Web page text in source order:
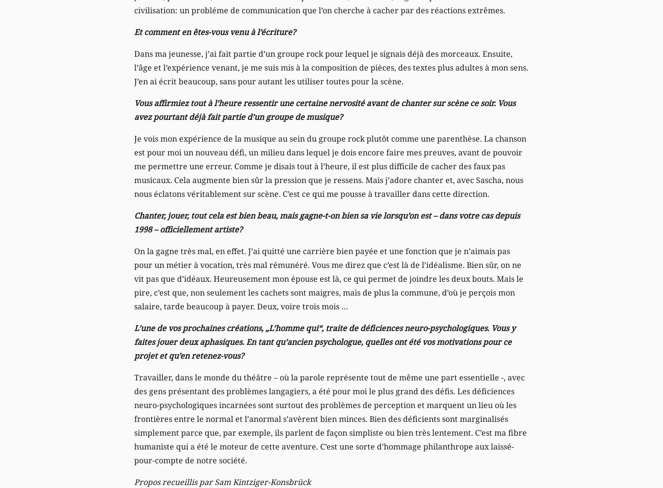
civilisation: un probléme de communication que l’on cherche à cacher par des réactions extrêmes.
Et comment en êtes-vous venu à l’écriture?
Dans ma jeunesse, j’ai fait partie d’un groupe rock pour lequel je signais déjà des morceaux. Ensuite,
l’âge et l’expérience venant, je me suis mis à la composition de pièces, des textes plus adultes à mon sens.
J’en ai écrit beaucoup, sans pour autant les utiliser toutes pour la scène.
Vous affirmiez tout à l’heure ressentir une certaine nervosité avant de chanter sur scène ce soir. Vous
avez pourtant déjà fait partie d’un groupe de musique?
Je vois mon expérience de la musique au sein du groupe rock plutôt comme une parenthèse. La chanson
est pour moi un nouveau défi, un milieu dans lequel je dois encore faire mes preuves, avant de pouvoir
me permettre une erreur. Comme je disais tout à l’heure, il est plus difficile de cacher des faux pas
musicaux. Cela augmente bien sûr la pression que je ressens. Mais j’adore chanter et, avec Sascha, nous
nous éclatons véritablement sur scène. C’est ce qui me pousse à travailler dans cette direction.
Chanter, jouer, tout cela est bien beau, mais gagne-t-on bien sa vie lorsqu’on est – dans votre cas depuis
1998 – officiellement artiste?
On la gagne très mal, en effet. J’ai quitté une carrière bien payée et une fonction que je n’aimais pas
pour un métier à vocation, très mal rémunéré. Vous me direz que c’est là de l’idéalisme. Bien sûr, on ne
vit pas que d’idéaux. Heureusement mon épouse est là, ce qui permet de joindre les deux bouts. Mais le
pire, c’est que, non seulement les cachets sont maigres, mais de plus la commune, d’où je perçois mon
salaire, tarde beaucoup à payer. Deux, voire trois mois …
L’une de vos prochaines créations, „L’homme qui“, traite de déficiences neuro-psychologiques. Vous y
faites jouer deux aphasiques. En tant qu’ancien psychologue, quelles ont été vos motivations pour ce
projet et qu’en retenez-vous?
Travailler, dans le monde du théâtre – où la parole représente tout de même une part essentielle -, avec
des gens présentant des problèmes langagiers, a été pour moi le plus grand des défis. Les déficiences
neuro-psychologiques incarnées sont surtout des problèmes de perception et marquent un lieu où les
frontières entre le normal et l’anormal s’avèrent bien minces. Bien des déficients sont marginalisés
simplement parce que, par exemple, ils parlent de façon simpliste ou bien très lentement. C’est ma fibre
humaniste qui a été le moteur de cette aventure. C’est une sorte d’hommage philanthrope aux laissé-
pour-compte de notre société.
Propos recueillis par Sam Kintziger-Konsbrück